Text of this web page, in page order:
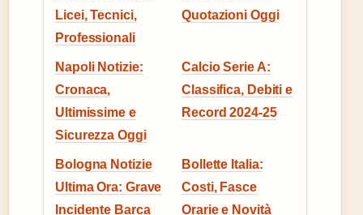
Licei, Tecnici,
Professionali
Quotazioni Oggi
Napoli Notizie:
Cronaca,
Ultimissime e
Sicurezza Oggi
Calcio Serie A:
Classifica, Debiti e
Record 2024-25
Bologna Notizie
Ultima Ora: Grave
Incidente Barca
Bollette Italia:
Costi, Fasce
Orarie e Novità